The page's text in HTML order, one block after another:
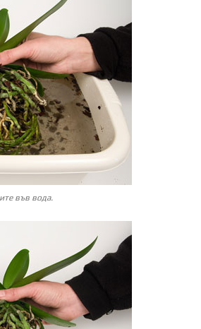
във вода.